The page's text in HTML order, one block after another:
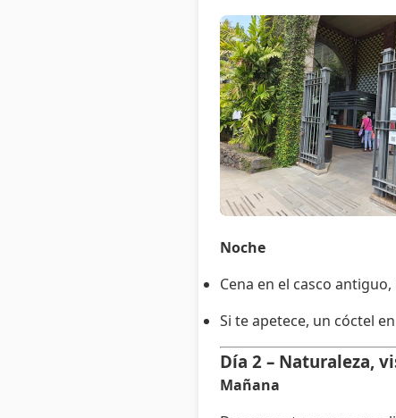
Noche
Cena en el casco
Si te apetece, un cóctel
Día 2 – Naturaleza,
Mañana